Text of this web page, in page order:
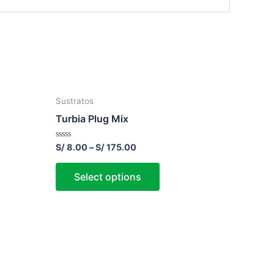
Sustratos
Turbia Plug Mix
Rated
0
out
S/8.00–S/175.00
Select options